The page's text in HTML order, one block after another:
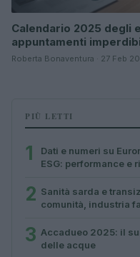
Calendario 2025 degli
appuntamenti
Roberta Bonaventura · 27 Feb
PIÙ LETTI
1
Dati e numeri su
ESG: performance e
2 Sanità sarda e
comunità, industria
3 Accadueo 2025: il
delle acque